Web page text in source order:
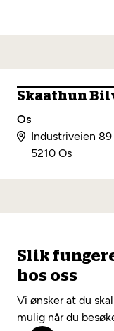
Skaathun
Os
Industriveien 89
5210 Os
Slik
hos oss
Vi ønsker at du
mulig når du